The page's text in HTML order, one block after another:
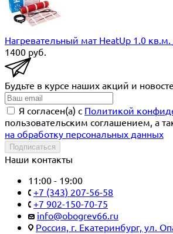
Нагревательный мат HeatUp 1.0
1400 руб.
Будьте в курсе наших акций и
Я согласен(a) с Политикой
пользовательским соглашением, а
на обработку персональных данных
Подписаться
Наши контакты
11:00 - 19:00
+7 (343) 207-56-58
+7 902-150-70-75
info@obogrev66.ru
Россия, г. Екатеринбург, ул.